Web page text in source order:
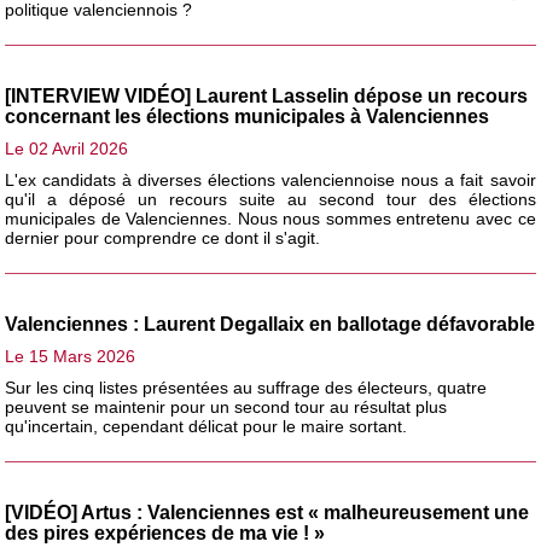
politique valenciennois ?
[INTERVIEW VIDÉO] Laurent Lasselin dépose un recours
concernant les élections municipales à Valenciennes
Le 02 Avril 2026
L'ex candidats à diverses élections valenciennoise nous a fait savoir
qu'il a déposé un recours suite au second tour des élections
municipales de Valenciennes. Nous nous sommes entretenu avec ce
dernier pour comprendre ce dont il s'agit.
Valenciennes : Laurent Degallaix en ballotage défavorable
Le 15 Mars 2026
Sur les cinq listes présentées au suffrage des électeurs, quatre
peuvent se maintenir pour un second tour au résultat plus
qu'incertain, cependant délicat pour le maire sortant.
[VIDÉO] Artus : Valenciennes est « malheureusement une
des pires expériences de ma vie ! »